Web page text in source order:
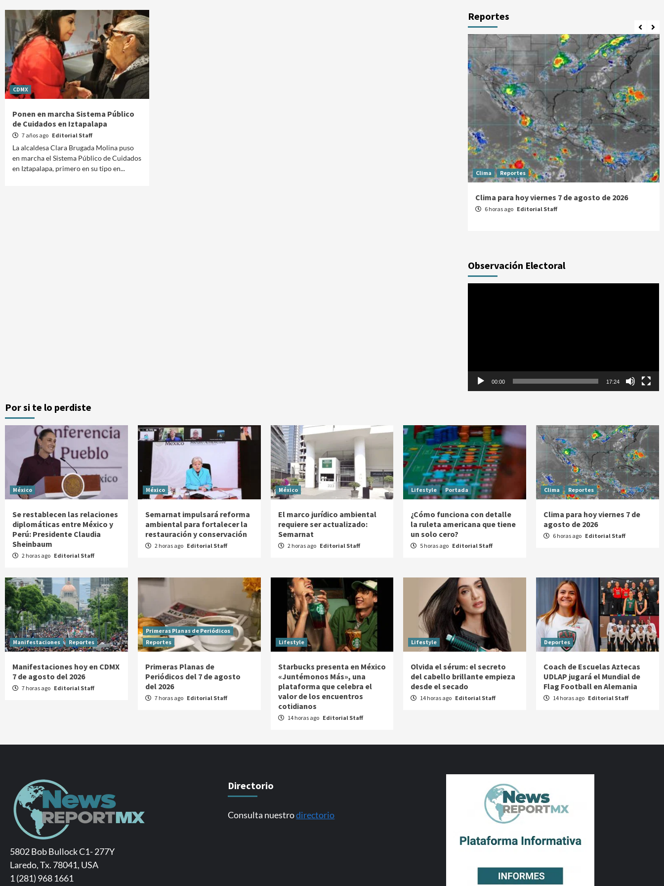
CDMX
Ponen en marcha Sistema Público
de Cuidados en Iztapalapa
7 años ago Editorial Staff
La alcaldesa Clara Brugada Molina puso
en marcha el Sistema Público de Cuidados
en Iztapalapa, primero en su tipo en...
Reportes
Clima Reportes
Clima para hoy viernes 7 de agosto de 2026
6 horas ago Editorial Staff
Observación Electoral
00:00 17:24
Por si te lo perdiste
México
Se restablecen las relaciones
diplomáticas entre México y
Perú: Presidente Claudia
Sheinbaum
2 horas ago Editorial Staff
México
Semarnat impulsará reforma
ambiental para fortalecer la
restauración y conservación
2 horas ago Editorial Staff
México
El marco jurídico ambiental
requiere ser actualizado:
Semarnat
2 horas ago Editorial Staff
Lifestyle Portada
¿Cómo funciona con detalle
la ruleta americana que tiene
un solo cero?
5 horas ago Editorial Staff
Clima Reportes
Clima para hoy viernes 7 de
agosto de 2026
6 horas ago Editorial Staff
Manifestaciones Reportes
Manifestaciones hoy en CDMX
7 de agosto del 2026
7 horas ago Editorial Staff
Primeras Planas de Periódicos
Reportes
Primeras Planas de
Periódicos del 7 de agosto
del 2026
7 horas ago Editorial Staff
Lifestyle
Starbucks presenta en México
«Juntémonos Más», una
plataforma que celebra el
valor de los encuentros
cotidianos
14 horas ago Editorial Staff
Lifestyle
Olvida el sérum: el secreto
del cabello brillante empieza
desde el secado
14 horas ago Editorial Staff
Deportes
Coach de Escuelas Aztecas
UDLAP jugará el Mundial de
Flag Football en Alemania
14 horas ago Editorial Staff
5802 Bob Bullock C1- 277Y
Laredo, Tx. 78041, USA
1 (281) 968 1661
Directorio
Consulta nuestrodirectorio